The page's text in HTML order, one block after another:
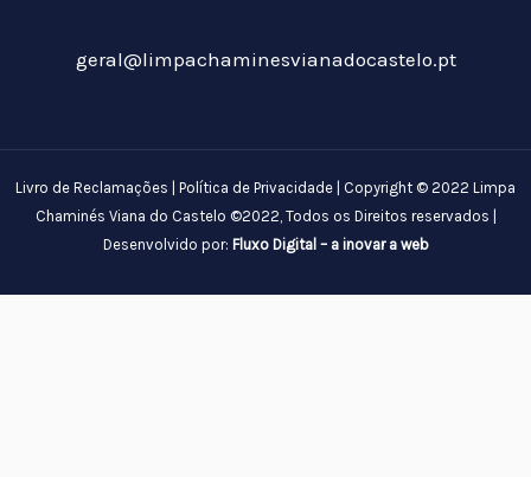
geral@limpachaminesvianadocastelo.pt
Livro de Reclamações | Política de Privacidade | Copyright © 2022 Limpa
Chaminés Viana do Castelo ©2022, Todos os Direitos reservados |
Desenvolvido por: Fluxo Digital – a inovar a web